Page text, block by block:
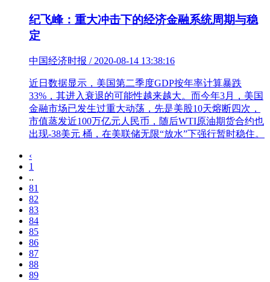
纪飞峰：重大冲击下的经济金融系统周期与稳
定
中国经济时报 / 2020-08-14 13:38:16
近日数据显示，美国第二季度GDP按年率计算暴跌
33%，其进入衰退的可能性越来越大。而今年3月，美国
金融市场已发生过重大动荡，先是美股10天熔断四次，
市值蒸发近100万亿元人民币，随后WTI原油期货合约也
出现-38美元 桶，在美联储无限“放水”下强行暂时稳住。
‹
1
..
81
82
83
84
85
86
87
88
89